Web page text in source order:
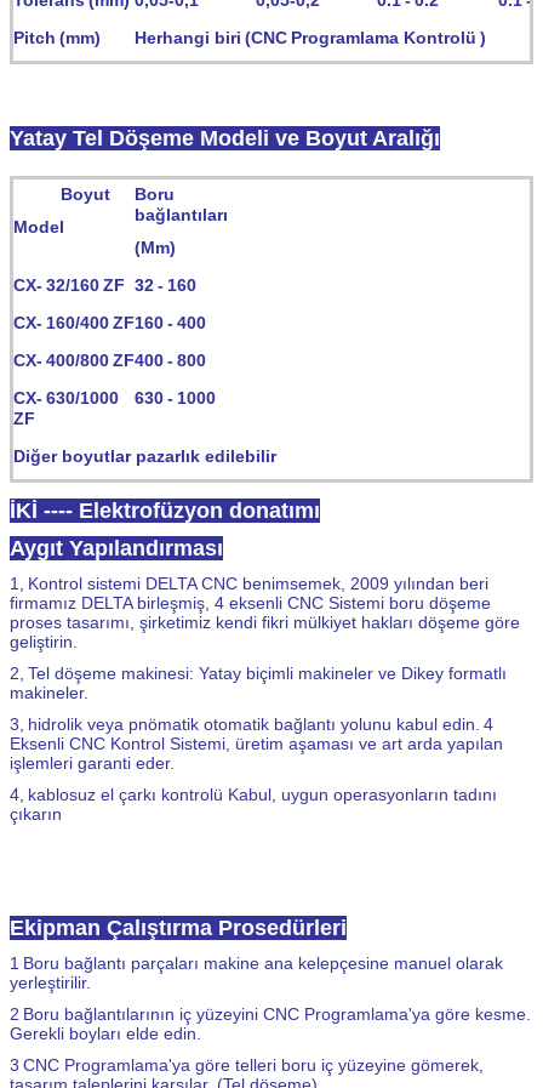
Pitch (mm) Herhangi biri (CNC Programlama Kontrolü )
Yatay Tel Döşeme Modeli ve Boyut Aralığı
Boyut
Model
Boru
bağlantıları
(Mm)
CX- 32/160ZF 32- 160
CX- 160/400ZF160- 400
CX- 400/800ZF400- 800
CX- 630/1000
ZF
630- 1000
Diğer boyutlar pazarlık edilebilir
İKİ ---- Elektrofüzyon donatımı
Aygıt Yapılandırması
1,
Kontrol sistemi DELTA CNC benimsemek, 2009 yılından beri
firmamız DELTA birleşmiş, 4 eksenli CNC Sistemi boru döşeme
proses tasarımı, şirketimiz kendi fikri mülkiyet hakları döşeme göre
geliştirin.
2, Tel döşeme makinesi: Yatay biçimli makineler ve Dikey formatlı
makineler.
3, hidrolik veya pnömatik otomatik bağlantı yolunu kabul edin. 4
Eksenli CNC Kontrol Sistemi, üretim aşaması ve art arda yapılan
işlemleri garanti eder.
4, kablosuz el çarkı kontrolü Kabul, uygun operasyonların tadını
çıkarın
Ekipman Çalıştırma Prosedürleri
1 Boru bağlantı parçaları makine ana kelepçesine manuel olarak
yerleştirilir.
2 Boru bağlantılarının iç yüzeyini CNC Programlama'ya göre kesme.
Gerekli boyları elde edin.
3 CNC Programlama'ya göre telleri boru iç yüzeyine gömerek,